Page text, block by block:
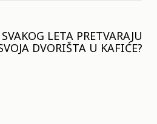
LETA PRETVARAJU
DVORIŠTA U KAFIĆE?